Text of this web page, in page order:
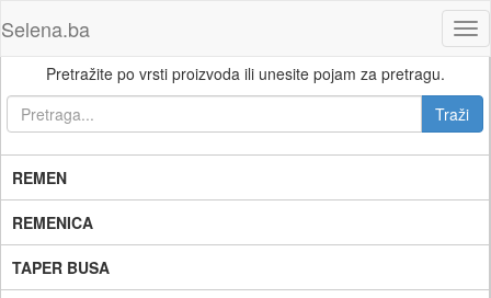
Selena.ba
Pretražite po vrsti proizvoda ili unesite pojam za pretragu.
REMEN
REMENICA
TAPER BUSA